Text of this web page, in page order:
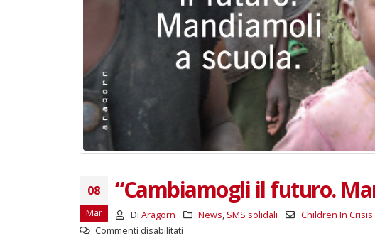
08
Mar
“Cambiamogli il futuro.
Di Aragorn News, SMS solidali Children In Crisis
Commenti disabilitatisu